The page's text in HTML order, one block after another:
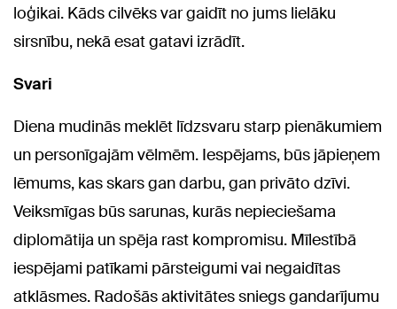
loģikai. Kāds cilvēks var gaidīt no jums lielāku
sirsnību, nekā esat gatavi izrādīt.
Svari
Diena mudinās meklēt līdzsvaru starp pienākumiem
un personīgajām vēlmēm. Iespējams, būs jāpieņem
lēmums, kas skars gan darbu, gan privāto dzīvi.
Veiksmīgas būs sarunas, kurās nepieciešama
diplomātija un spēja rast kompromisu. Mīlestībā
iespējami patīkami pārsteigumi vai negaidītas
atklāsmes. Radošās aktivitātes sniegs gandarījumu